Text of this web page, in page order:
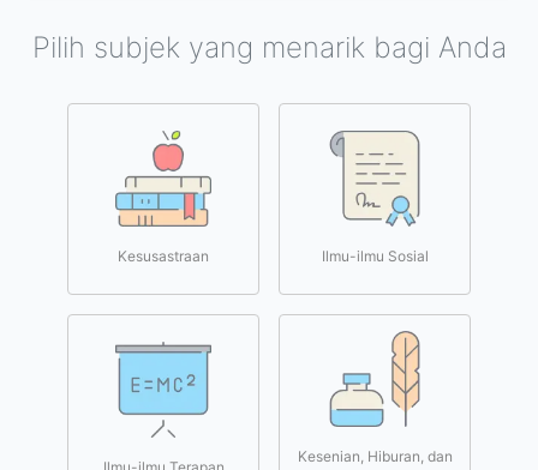
Pilih subjek yang menarik bagi Anda
Kesusastraan Ilmu-ilmu Sosial
Kesenian, Hiburan, dan